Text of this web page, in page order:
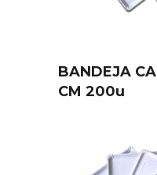
BANDEJA
CM 200u